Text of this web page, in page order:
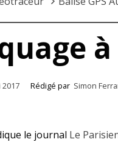
2017 Rédigé par Simon
le journal Le